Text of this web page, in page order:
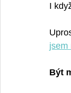
I
jsem
Být